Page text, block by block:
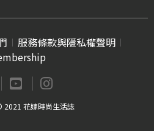
服務條款與隱私權聲明
花嫁時尚生活誌